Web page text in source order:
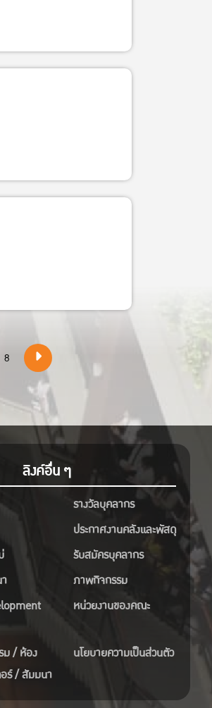
8
ลิงค์อื่น ๆ
รางวัลบุคลากร
ประกาศงานคลังและพัสดุ
รับสมัครบุคลากร
ภาพกิจกรรม
หน่วยงานของคณะ
ม / ห้อง
ร์ / สัมมนา
นโยบายความเป็นส่วนตัว